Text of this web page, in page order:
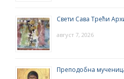
Свети Сава Трећи
август 7, 2026
Преподобна